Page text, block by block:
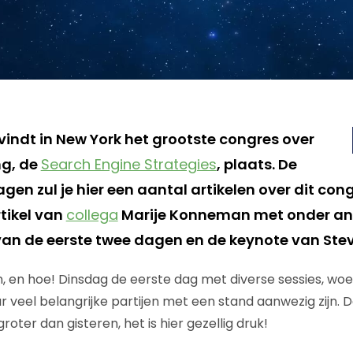
in New York het grootste congres over
de Search Engine Strategies, plaats. De
zul je hier een aantal artikelen over dit
van collega Marije Konneman met onder
de eerste twee dagen en de keynote van
en hoe! Dinsdag de eerste dag met diverse sessies,
veel belangrijke partijen met een stand aanwezig zijn.
dan gisteren, het is hier gezellig druk!